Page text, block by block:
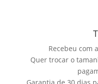
Recebeu com
Quer trocar o